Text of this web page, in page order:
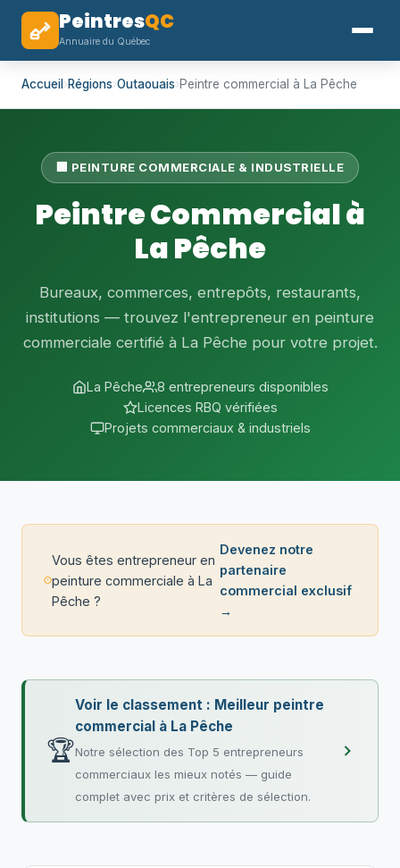
PeintresQC
Annuaire du Québec
Accueil ›Régions›Outaouais›Peintre commercial à La Pêche
🏢 PEINTURE COMMERCIALE & INDUSTRIELLE
Peintre Commercial à
La Pêche
Bureaux, commerces, entrepôts, restaurants,
institutions — trouvez l'entrepreneur en peinture
commerciale certifié à La Pêche pour votre projet.
La Pêche
8 entrepreneurs disponibles
Licences RBQ vérifiées
Projets commerciaux & industriels
Vous êtes entrepreneur en
peinture commerciale à La
Pêche ?
Devenez notre
partenaire
commercial exclusif
→
🏆
Voir le classement : Meilleur peintre
commercial à La Pêche
Notre sélection des Top 5 entrepreneurs
commerciaux les mieux notés — guide
complet avec prix et critères de sélection.